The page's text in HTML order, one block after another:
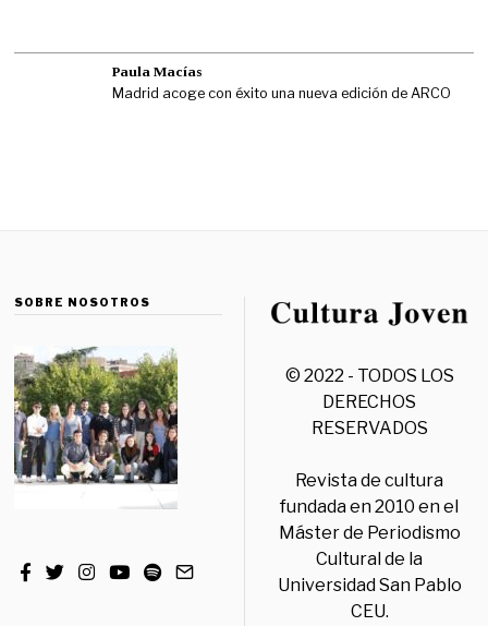
Paula Macías
Madrid acoge con éxito una nueva edición de ARCO
SOBRE NOSOTROS
© 2022 - TODOS LOS
DERECHOS
RESERVADOS
Revista de cultura
fundada en 2010 en el
Máster de Periodismo
Cultural de la
Universidad San Pablo
CEU.